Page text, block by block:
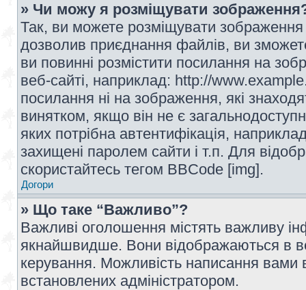
» Чи можу я розміщувати
Так, ви можете розміщувати
дозволив приєднання файлів, ви
ви повинні розмістити посилання на
веб-сайті, наприклад: http://
посилання ні на зображення, які
винятком, якщо він не є
яких потрібна автентифікація,
захищені паролем сайти і т.п. Для
скористайтесь тегом BBCode [img].
Догори
» Що таке “Важливо”?
Важливі оголошення містять важливу
якнайшвидше. Вони відображаються в
керування. Можливість написання
встановлених адміністратором.